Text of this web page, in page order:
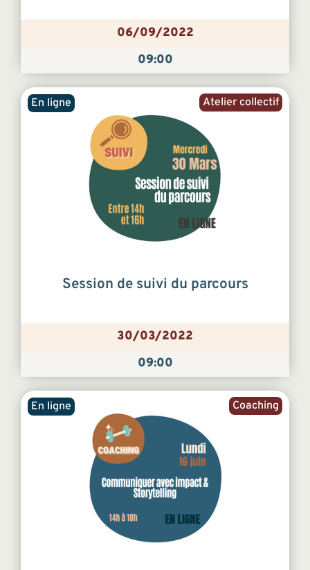
06/09/2022
09:00
Atelier collectif
En ligne
Session de suivi du parcours
30/03/2022
09:00
Coaching
En ligne